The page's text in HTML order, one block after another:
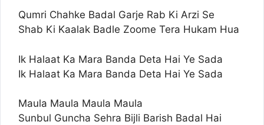
Qumri Chahke Badal Garje Rab Ki Arzi Se
Shab Ki Kaalak Badle Zoome Tera Hukam Hua
Ik Halaat Ka Mara Banda Deta Hai Ye Sada
Ik Halaat Ka Mara Banda Deta Hai Ye Sada
Maula Maula Maula Maula
Sunbul Guncha Sehra Bijli Barish Badal Hai